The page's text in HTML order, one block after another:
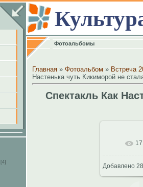
[4]
Фотоальбомы
Главная » Фотоальбом » Встреча
Настенька чуть Кикиморой не
Спектакль Как
В
Добавлено